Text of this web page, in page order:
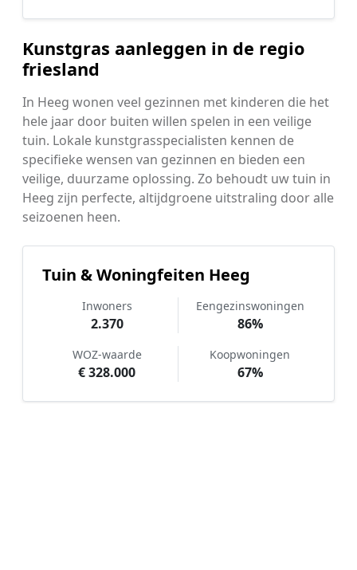
Kunstgras aanleggen in de regio
friesland
In Heeg wonen veel gezinnen met kinderen die het
hele jaar door buiten willen spelen in een veilige
tuin. Lokale kunstgrasspecialisten kennen de
specifieke wensen van gezinnen en bieden een
veilige, duurzame oplossing. Zo behoudt uw tuin in
Heeg zijn perfecte, altijdgroene uitstraling door alle
seizoenen heen.
Tuin & Woningfeiten Heeg
Inwoners
2.370
Eengezinswoningen
86%
WOZ-waarde
€ 328.000
Koopwoningen
67%